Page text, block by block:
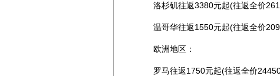
洛杉矶往返3380元起(往返全价
温哥华往返1550元起(往返全价
欧洲地区：
罗马往返1750元起(往返全价